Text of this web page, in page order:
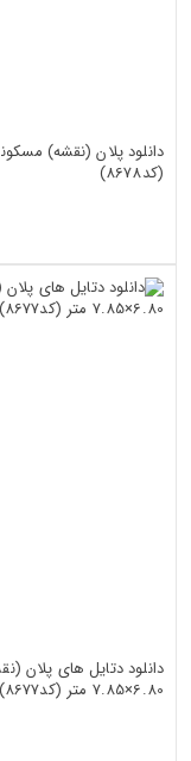
(کد8678)
دانلود دتایل های پلان
6.80×7.85 متر (کد8677)